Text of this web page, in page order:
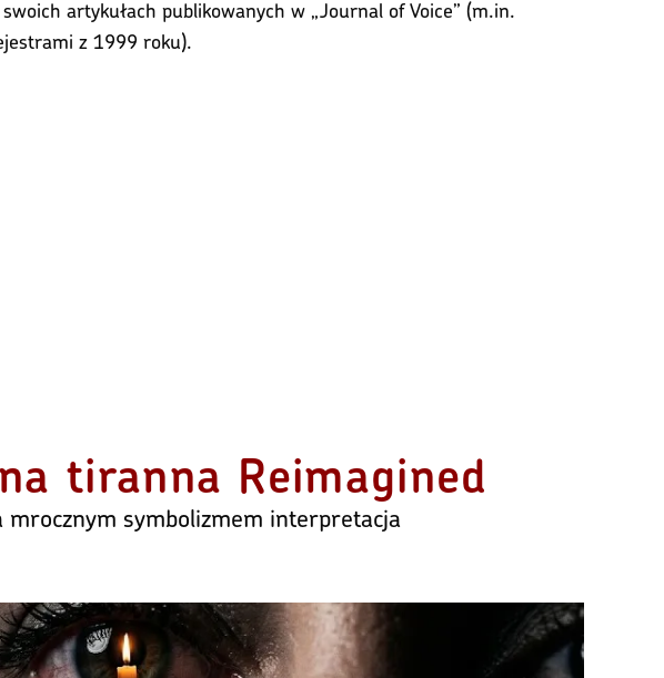
artykułach publikowanych w „Journal of Voice” (m.in.
z 1999 roku).
tiranna Reimagined
symbolizmem interpretacja